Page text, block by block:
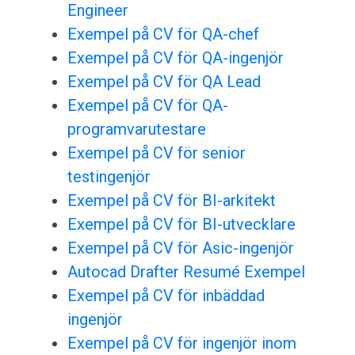
Engineer
Exempel på CV för QA-chef
Exempel på CV för QA-ingenjör
Exempel på CV för QA Lead
Exempel på CV för QA-
programvarutestare
Exempel på CV för senior
testingenjör
Exempel på CV för BI-arkitekt
Exempel på CV för BI-utvecklare
Exempel på CV för Asic-ingenjör
Autocad Drafter Resumé Exempel
Exempel på CV för inbäddad
ingenjör
Exempel på CV för ingenjör inom